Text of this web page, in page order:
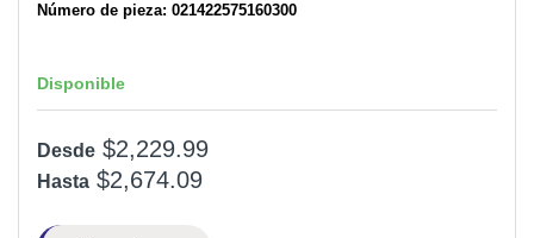
Número de pieza: 021422575160300
Disponible
Desde $2,229.99
Hasta $2,674.09